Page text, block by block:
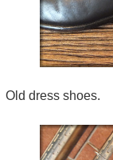
Old dress shoes.